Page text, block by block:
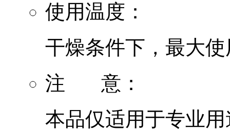
使用温度：
干燥条件下，最大使
注 意：
本品仅适用于专业用